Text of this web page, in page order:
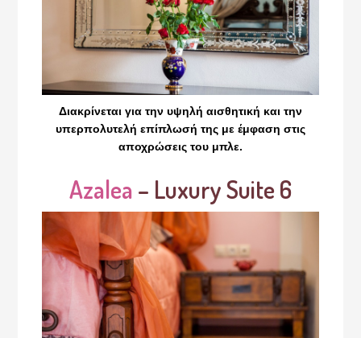
Διακρίνεται για την υψηλή αισθητική και την
υπερπολυτελή επίπλωσή της με έμφαση στις
αποχρώσεις του μπλε.
Azalea – Luxury Suite 6